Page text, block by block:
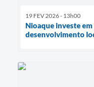
19 FEV 2026 - 13h00
Nioaque investe
desenvolvimento